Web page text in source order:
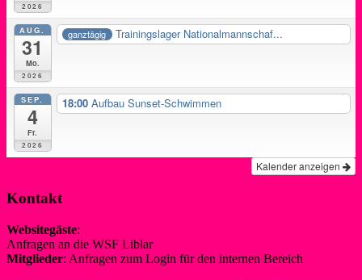
2026
AUG.
31
Mo.
2026
ganztägig Trainingslager Nationalmannschaf...
SEP.
4
Fr.
2026
18:00 Aufbau Sunset-Schwimmen
Kalender anzeigen
Kontakt
Websitegäste:
Anfragen an die WSF Liblar
Mitglieder: Anfragen zum Login für den internen Bereich